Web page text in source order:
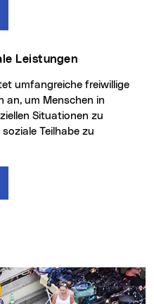
Leistungen
an, um Menschen in
Situationen zu
Teilhabe zu